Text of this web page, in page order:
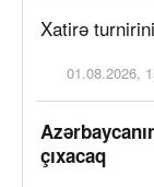
Xatirə
01.08.2026,
çıxacaq